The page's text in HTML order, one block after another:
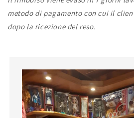
metodo di pagamento con cui il
dopo la ricezione del reso.